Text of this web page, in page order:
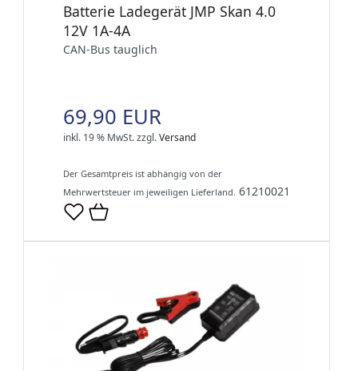
Batterie Ladegerät JMP Skan 4.0
12V 1A-4A
CAN-Bus tauglich
69,90 EUR
inkl. 19 % MwSt.zzgl.Versand
Der Gesamtpreis ist abhängig von der
Mehrwertsteuer im jeweiligen Lieferland. 61210021